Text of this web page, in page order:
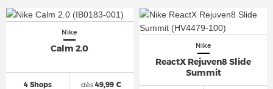
Nike
Calm 2.0
4 Shops dès 49,99 €
Nike
ReactX Rejuven8 Slide
Summit